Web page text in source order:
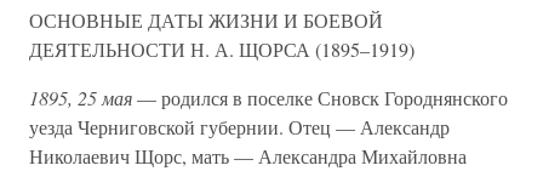
ОСНОВНЫЕ ДАТЫ ЖИЗНИ И БОЕВОЙ
ДЕЯТЕЛЬНОСТИ Н. А. ЩОРСА (1895–1919)
1895, 25 мая— родился в поселке Сновск Городнянского
уезда Черниговской губернии. Отец — Александр
Николаевич Щорс, мать — Александра Михайловна